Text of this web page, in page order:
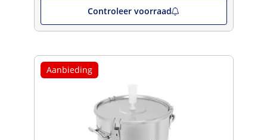
Controleer voorraad
Aanbieding